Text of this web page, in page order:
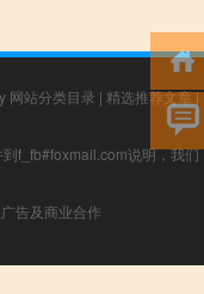
网站分类目录 | 精选推荐文章|
f_fb#foxmail.com说明，我们
告及商业合作